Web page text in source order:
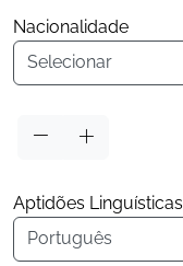
Nacionalidade
Nacionalidade
Aptidões Linguísticas
Idioma